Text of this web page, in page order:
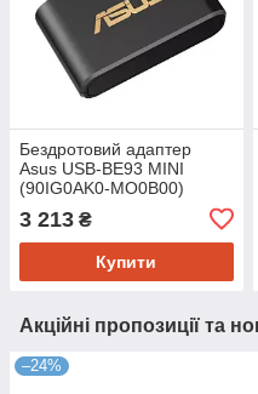
Бездротовий адаптер
Asus USB-BE93 MINI
(90IG0AK0-MO0B00)
3 213 ₴
Купити
Акційні пропозиції та
–24%